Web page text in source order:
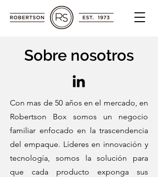
Sobre nosotros
Con mas de 50 años en el mercado, en
Robertson Box somos un negocio
familiar enfocado en la trascendencia
del empaque. Líderes en innovación y
tecnología, somos la solución para
que cada producto exponga sus